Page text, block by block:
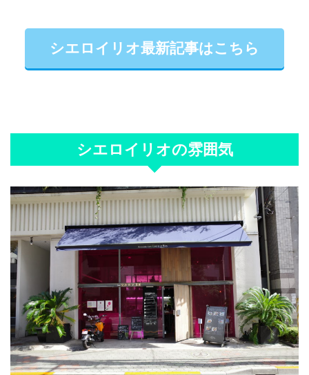
シエロイリオ最新記事はこちら
シエロイリオの雰囲気